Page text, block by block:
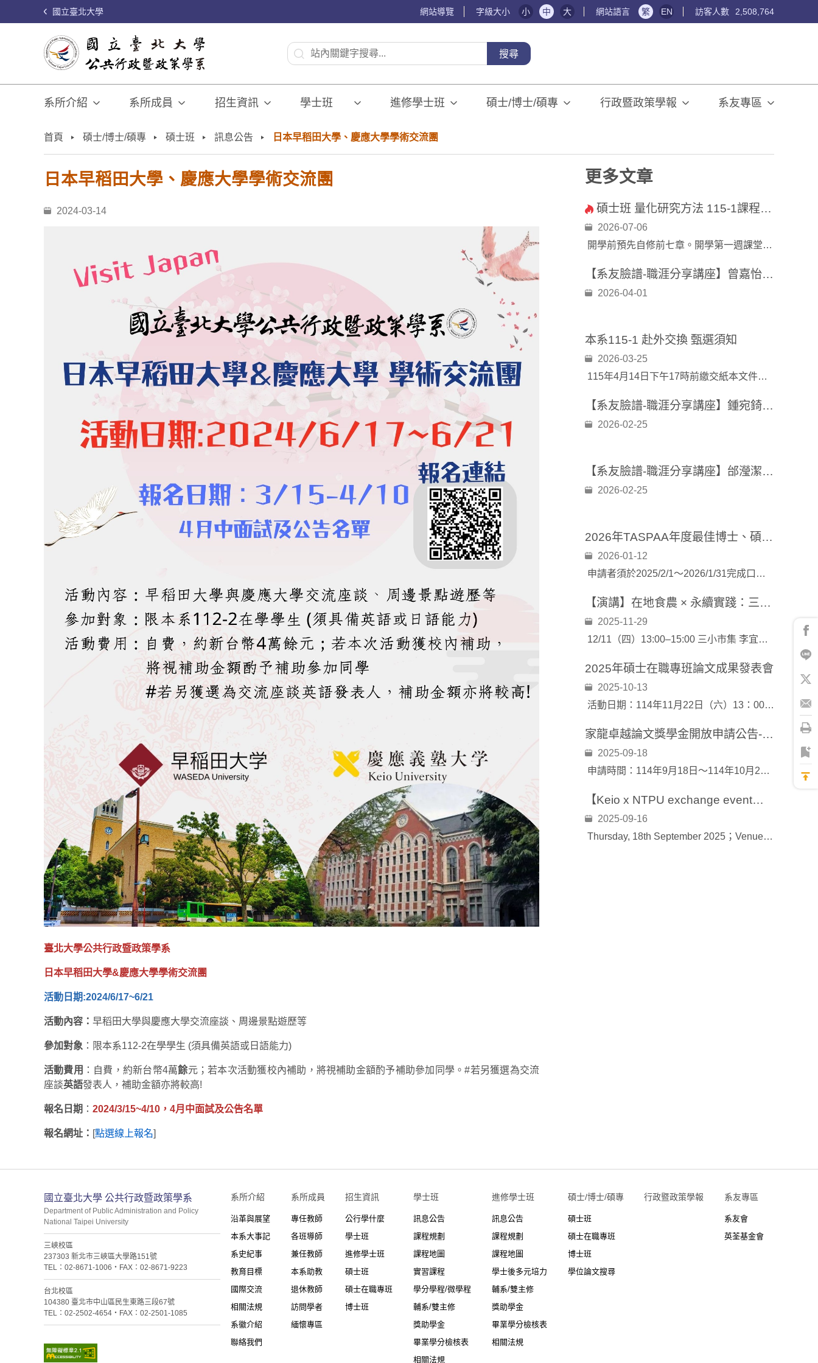
國立臺北大學 網站導覽 字級大小 小 中 大 網站語言 繁 EN 訪客人數 2,508,764
搜尋
系所介紹 系所成員 招生資訊 學士班⠀⠀ 進修學士班 碩士/博士/碩專 行政暨政策學報 系友專區
首頁 碩士/博士/碩專 碩士班 訊息公告 日本早稻田大學、慶應大學學術交流團
日本早稻田大學、慶應大學學術交流團
2024-03-14
臺北大學公共行政暨政策學系
日本早稻田大學&慶應大學學術交流團
活動日期:2024/6/17~6/21
活動內容： 早稻田大學與慶應大學交流座談、周邊景點遊歷等
參加對象 ：限本系112-2在學學生 (須具備英語或日語能力)
活動費用 ：自費，約新台幣4萬餘元；若本次活動獲校內補助，將視補助金額酌予補助參加同學。#若另獲選為交流
座談英語發表人，補助金額亦將較高!
報名日期 ： 2024/3/15~4/10，4月中面試及公告名單
報名網址： 點選線上報名
更多文章
碩士班 量化研究方法 115-1課程公告
2026-07-06
開學前預先自修前七章。開學第一週課堂上將針對這些章節內容進行隨堂評量
【系友臉譜-職涯分享講座】曾嘉怡學姐：玩轉大小數據：行政系典型職涯路徑分享
2026-04-01
本系115-1 赴外交換 甄選須知
2026-03-25
115年4月14日下午17時前繳交紙本文件至(台北、三峽)系辦公室，由各學制助教代收。
【系友臉譜-職涯分享講座】鍾宛錡學姐：一段跨界的人資旅程~從公共政策到企業人資
2026-02-25
【系友臉譜-職涯分享講座】邰瀅潔學姐：在你選擇之前---淺談職涯規劃
2026-02-25
2026年TASPAA年度最佳博士、碩士學位論文獎甄選申請
2026-01-12
申請者須於2025/2/1～2026/1/31完成口試並取得學位，2026/2/5下午4時前截止收件。
【演講】在地食農 × 永續實踐：三小市集的ESG轉譯之路
2025-11-29
12/11（四）13:00–15:00 三小市集 李宜倩 創辦人 〈友善市集的食育實踐與 ESG 轉譯——雲林三小市集〉
2025年碩士在職專班論文成果發表會
2025-10-13
活動日期：114年11月22日（六）13：00～15：20
家龍卓越論文獎學金開放申請公告-10/20截止
2025-09-18
申請時間：114年9月18日～114年10月20日
【Keio x NTPU exchange event】Taiwan & Japan International Youth Forum on Public Governance
2025-09-16
Thursday, 18th September 2025；Venue: R119, College of Public Affairs, National Taipei University
:::
國立臺北大學 公共行政暨政策學系
Department of Public Administration and Policy
National Taipei University
三峽校區
237303 新北市三峽區大學路151號
TEL：02-8671-1006・FAX：02-8671-9223
台北校區
104380 臺北市中山區民生東路三段67號
TEL：02-2502-4654・FAX：02-2501-1085
系所介紹
沿革與展望
本系大事記
系史紀事
教育目標
國際交流
相關法規
系徽介紹
聯絡我們
系所成員
專任教師
各班導師
兼任教師
本系助教
退休教師
訪問學者
緬懷專區
招生資訊
公行學什麼
學士班
進修學士班
碩士班
碩士在職專班
博士班
學士班⠀⠀
訊息公告
課程規劃
課程地圖
實習課程
學分學程/微學程
輔系/雙主修
獎助學金
畢業學分檢核表
相關法規
進修學士班
訊息公告
課程規劃
課程地圖
學士後多元培力
輔系/雙主修
獎助學金
畢業學分檢核表
相關法規
碩士/博士/碩專
碩士班
碩士在職專班
博士班
學位論文搜尋
行政暨政策學報 系友專區
系友會
英荃基金會